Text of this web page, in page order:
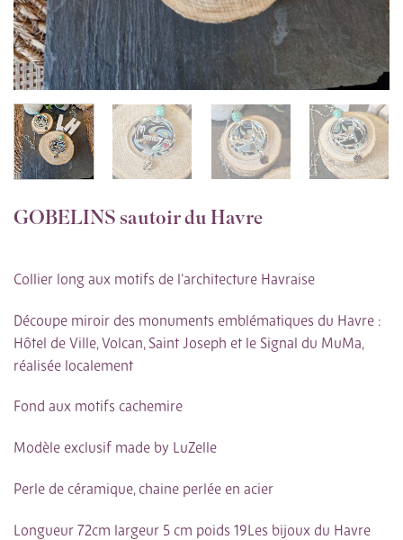
GOBELINS sautoir du Havre
Collier long aux motifs de l’architecture Havraise
Découpe miroir des monuments emblématiques du Havre :
Hôtel de Ville, Volcan, Saint Joseph et le Signal du MuMa,
réalisée localement
Fond aux motifs cachemire
Modèle exclusif made by LuZelle
Perle de céramique, chaine perlée en acier
Longueur 72cm largeur 5 cm poids 19Les bijoux du Havre